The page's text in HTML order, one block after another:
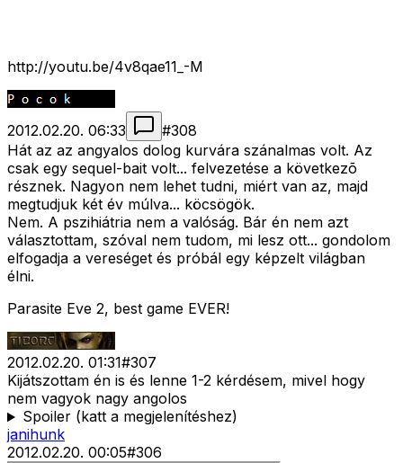
http://youtu.be/4v8qae11_-M
2012.02.20. 06:33 #308
Hát az az angyalos dolog kurvára szánalmas volt. Az
csak egy sequel-bait volt... felvezetése a következõ
résznek. Nagyon nem lehet tudni, miért van az, majd
megtudjuk két év múlva... köcsögök.
Nem. A pszihiátria nem a valóság. Bár én nem azt
választottam, szóval nem tudom, mi lesz ott... gondolom
elfogadja a vereséget és próbál egy képzelt világban
élni.
Parasite Eve 2, best game EVER!
2012.02.20. 01:31#307
Kijátszottam én is és lenne 1-2 kérdésem, mivel hogy
nem vagyok nagy angolos
Spoiler (katt a megjelenítéshez)
janihunk
2012.02.20. 00:05#306